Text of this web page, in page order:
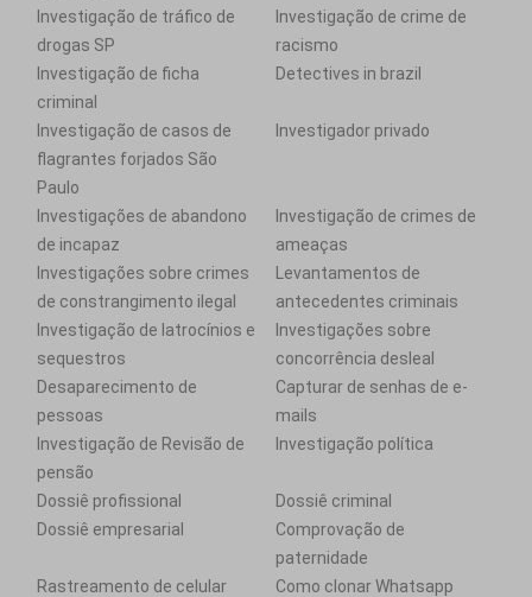
Investigação de tráfico de
drogas SP
Investigação de crime de
racismo
Investigação de ficha
criminal
Detectives in brazil
Investigação de casos de
flagrantes forjados São
Paulo
Investigador privado
Investigações de abandono
de incapaz
Investigação de crimes de
ameaças
Investigações sobre crimes
de constrangimento ilegal
Levantamentos de
antecedentes criminais
Investigação de latrocínios e
sequestros
Investigações sobre
concorrência desleal
Desaparecimento de
pessoas
Capturar de senhas de e-
mails
Investigação de Revisão de
pensão
Investigação política
Dossiê profissional
Dossiê criminal
Dossiê empresarial
Comprovação de
paternidade
Rastreamento de celular
Como clonar Whatsapp